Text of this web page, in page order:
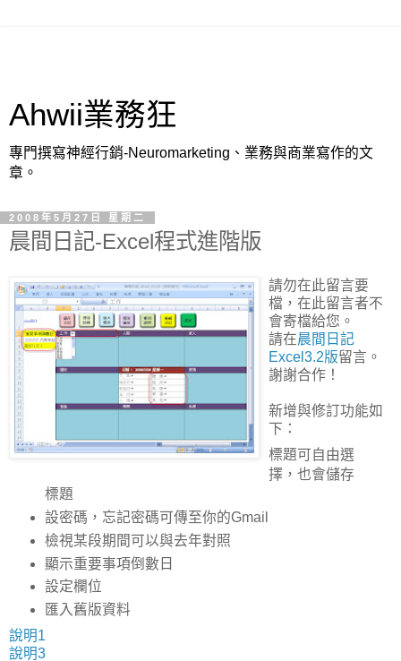
Ahwii業務狂
專門撰寫神經行銷-Neuromarketing、業務與商業寫作的文
章。
2008年5月27日 星期二
晨間日記-Excel程式進階版
請勿在此留言要
檔，在此留言者不
會寄檔給您。
請在晨間日記
Excel3.2版留言。
謝謝合作！
新增與修訂功能如
下：
標題可自由選
擇，也會儲存
標題
設密碼，忘記密碼可傳至你的Gmail
檢視某段期間可以與去年對照
顯示重要事項倒數日
設定欄位
匯入舊版資料
說明1
說明3